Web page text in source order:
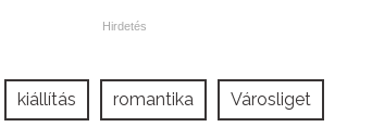
kiállítás romantika Városliget